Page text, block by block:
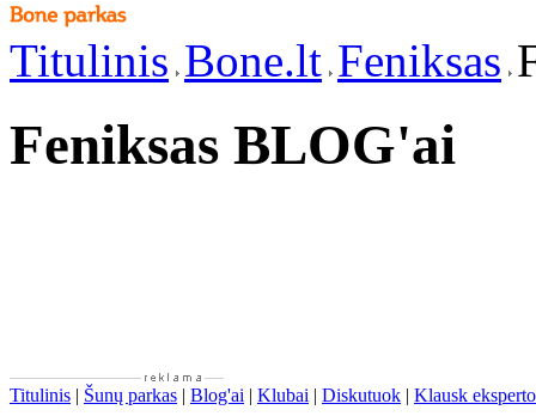
Titulinis Bone.lt Feniksas
Feniksas BLOG'ai
Titulinis | Šunų parkas | Blog'ai | Klubai | Diskutuok | Klausk eksperto